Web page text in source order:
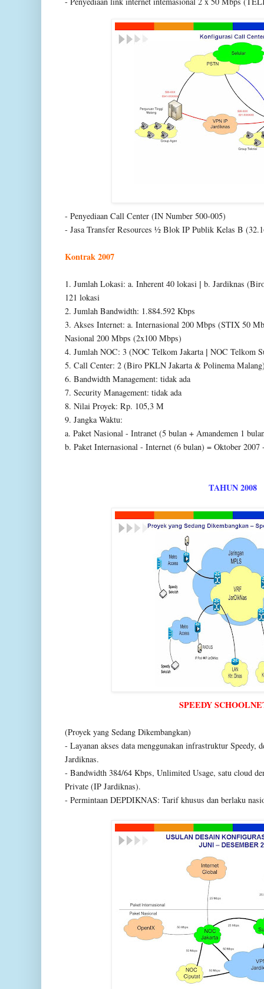
- Penyediaan Call Center (IN Number 500-005)
- Jasa Transfer Resources ½ Blok IP Publik Kelas B
Kontrak 2007
1. Jumlah Lokasi: a. Inherent 40 lokasi | b. Jardiknas
121 lokasi
2. Jumlah Bandwidth: 1.884.592 Kbps
3. Akses Internet: a. Internasional 200 Mbps (STIX 50
Nasional 200 Mbps (2x100 Mbps)
4. Jumlah NOC: 3 (NOC Telkom Jakarta | NOC Telkom
5. Call Center: 2 (Biro PKLN Jakarta & Polinema
6. Bandwidth Management: tidak ada
7. Security Management: tidak ada
8. Nilai Proyek: Rp. 105,3 M
9. Jangka Waktu:
a. Paket Nasional - Intranet (5 bulan + Amandemen 1
b. Paket Internasional - Internet (6 bulan) = Oktober 2007
TAHUN 2008
SPEEDY
(Proyek yang Sedang Dikembangkan)
- Layanan akses data menggunakan infrastruktur Speedy,
Jardiknas.
- Bandwidth 384/64 Kbps, Unlimited Usage, satu cloud
Private (IP Jardiknas).
- Permintaan DEPDIKNAS: Tarif khusus dan berlaku